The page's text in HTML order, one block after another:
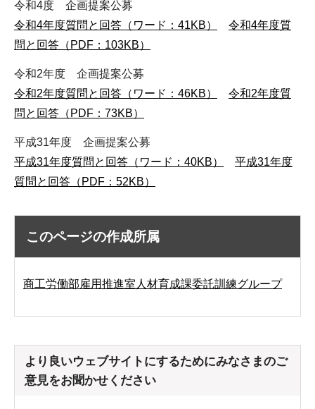
令和4度 企画提案公募
令和4年度質問と回答（ワード：41KB）
令和4年度質
問と回答（PDF：103KB）
令和2年度 企画提案公募
令和2年度質問と回答（ワード：46KB）
令和2年度質
問と回答（PDF：73KB）
平成31年度 企画提案公募
平成31年度質問と回答（ワード：40KB）
平成31年度
質問と回答（PDF：52KB）
このページの作成所属
商工労働部雇用推進室人材育成課委託訓練グループ
より良いウェブサイトにするためにみなさまのご
意見をお聞かせください